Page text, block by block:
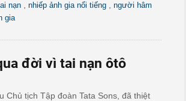
nạn nhiếp ảnh gia nổi tiếng
người hâm
gia
đời vì tai nạn ôtô
Chủ tịch Tập đoàn Tata Sons, đã thiệt